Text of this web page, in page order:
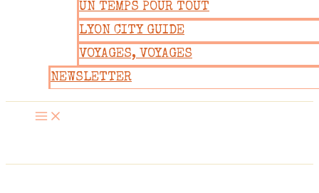
UN TEMPS POUR TOUT
LYON CITY GUIDE
VOYAGES, VOYAGES
NEWSLETTER